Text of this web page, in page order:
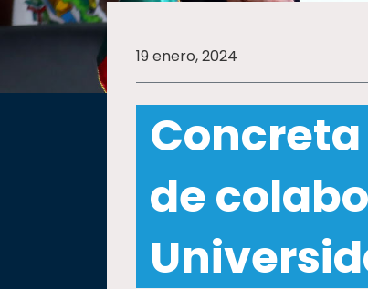
TEMAS
educativa
Internacionalización
19 enero, 2024
Concreta
de